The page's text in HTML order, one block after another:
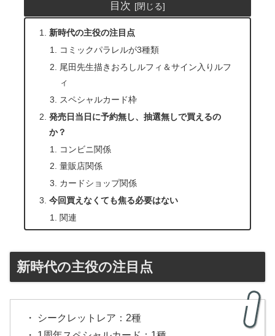
目次
新時代の主役の注目点
コミックパラレルが3種類
尾田先生描きおろしルフィ＆サイン入りルフ
ィ
スペシャルカード枠
発売日当日に予約無し、抽選無しで買えるの
か？
コンビニ関係
量販店関係
カードショップ関係
今回買えなくても焦る必要はない
関連
新時代の主役の注目点
・ シークレットレア：2種